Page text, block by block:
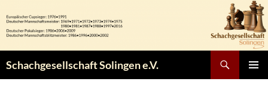
Inhalt
springen
Schachgesellschaft Solingen e.V.